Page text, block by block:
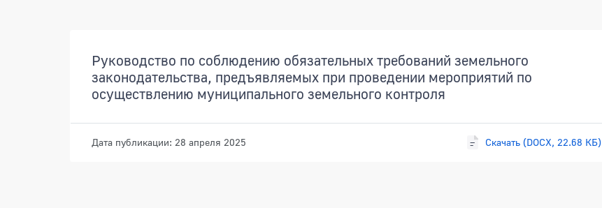
Руководство по соблюдению обязательных требований земельного
законодательства, предъявляемых при проведении мероприятий по
осуществлению муниципального земельного контроля
Дата публикации: 28 апреля 2025 Скачать (DOCX, 22.68 КБ)